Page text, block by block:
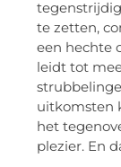
te zetten,
een hechte
leidt tot
uitkomsten
het
plezier. En